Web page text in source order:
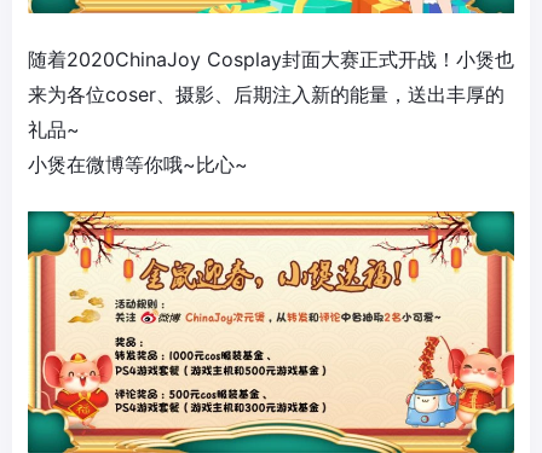
随着2020ChinaJoy Cosplay封面大赛正式开战！小煲也
来为各位coser、摄影、后期注入新的能量，送出丰厚的
礼品~
小煲在微博等你哦~比心~